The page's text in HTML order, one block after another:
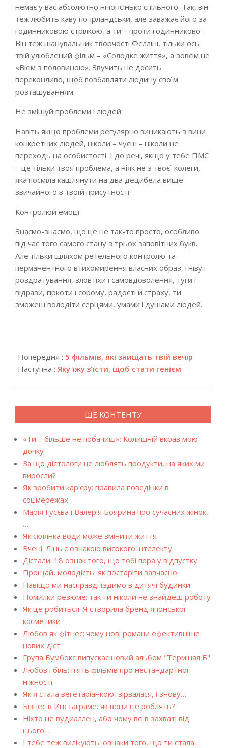
немає у вас абсолютно нічогісінько спільного. Так, він
теж любить каву по-ірландськи, але заважає його за
годинниковою стрілкою, а ти – проти годинникової.
Він теж шанувальник творчості Фелліні, тільки ось
твій улюблений фільм – «Солодке життя», а зовсім не
«Вісім з половиною». Звучить не досить
переконливо, щоб позбавляти людину своїм
розташуванням.
Не змішуй проблеми і людей
Навіть якщо проблеми регулярно виникають з вини
конкретних людей, ніколи – чуєш – ніколи не
переходь на особистості. І до речі, якщо у тебе ПМС
– це тільки твоя проблема, а ніяк не з твоєї колеги,
яка посміла кашлянути на два децибела вище
звичайного в твоїй присутності.
Контролюй емоції
Знаємо-знаємо, що це не так-то просто, особливо
під час того самого стану з трьох заповітних букв.
Але тільки шляхом ретельного контролю та
перманентного втихомирення власних образ, гніву і
роздратування, зловтіхи і самовдоволення, туги і
відрази, гіркоти і сорому, радості й страху, ти
зможеш володіти серцями, умами і душами людей.
04-
24
Попередня : 5 фільмів, які знищать твій вечір
Наступна : Яку їжу з’їсти, щоб стати генієм
ЩЕ КОНТЕНТУ
«Ти її більше не побачиш»: Колишній вкрав мою
дочку
За що дієтологи не люблять продукти, на яких ми
виросли?
Як зробити кар'єру: правила поведінки в
соцмережах
Марія Гусєва і Валерія Боярина про сучасних жінок,
…
Як склянка води може змінити життя
Вчені: Лінь є ознакою високого інтелекту
Дістали: 18 ознак того, що тобі пора у відпустку
Прощай, молодість: як постаріти завчасно
Навіщо ми насправді їздимо в дитячі будинки
Помилки резюме: так ти ніколи не знайдеш роботу
Як це робиться: Я створила бренд японської
косметики
Любов як фітнес: чому нові романи ефективніше
нових дієт
Група Бумбокс випускає новий альбом "Термінал Б"
Любов і біль: п'ять фільмів про нестандартної
ніжності
Як я стала вегетаріанкою, зірвалася, і знову…
Бізнес в Инстаграме: як вони це роблять?
Ніхто не вудиаллен, або чому всі в захваті від
цього…
І тебе теж вилікують: ознаки того, що ти стала…